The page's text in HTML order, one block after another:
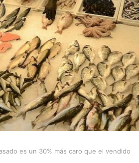
es un 30% más caro que el vendido